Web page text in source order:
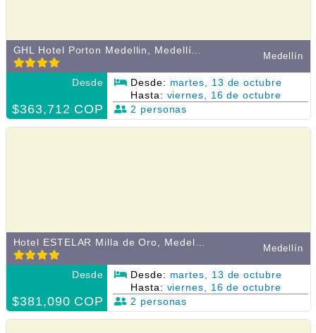
Medellín
Desde
$363,712 COP
Desde: martes, 13 de octubre
Hasta: viernes, 16 de octubre
2 personas
Medellín
Desde
$381,090 COP
Desde: martes, 13 de octubre
Hasta: viernes, 16 de octubre
2 personas